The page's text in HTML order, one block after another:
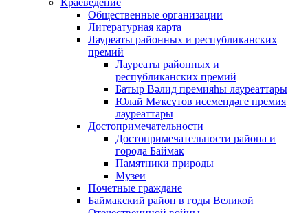
Краеведение
Общественные организации
Литературная карта
Лауреаты районных и республиканских
премий
Лауреаты районных и
республиканских премий
Батыр Вәлид премияһы лауреаттары
Юлай Мәҡсүтов исемендәге премия
лауреаттары
Достопримечательности
Достопримечательности района и
города Баймак
Памятники природы
Музеи
Почетные граждане
Баймакский район в годы Великой